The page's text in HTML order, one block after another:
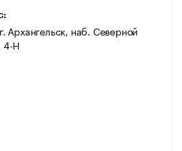
Архангельск, наб. Северной
4-Н